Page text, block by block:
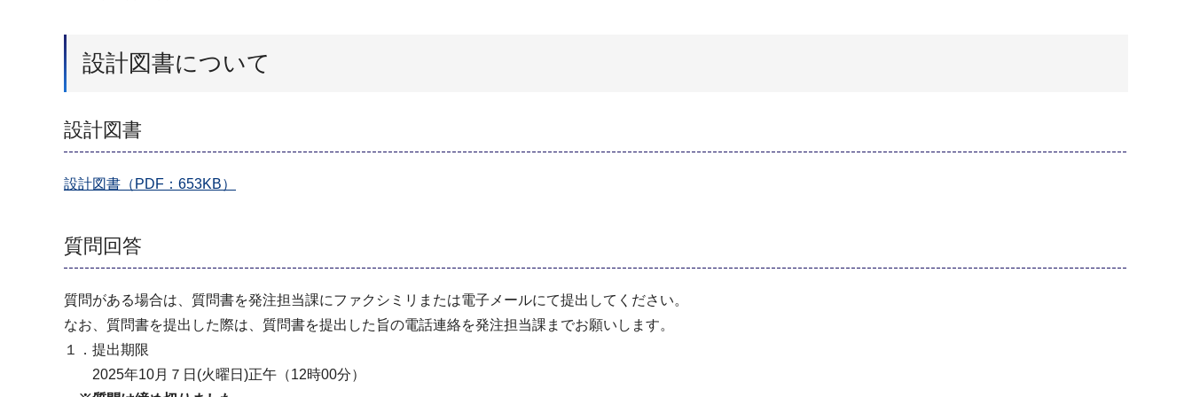
設計図書について
設計図書
設計図書（PDF：653KB）
質問回答
質問がある場合は、質問書を発注担当課にファクシミリまたは電⼦メールにて提出してください。
なお、質問書を提出した際は、質問書を提出した旨の電話連絡を発注担当課までお願いします。
１．提出期限
2025年10月７日(火曜日)正午（12時00分）